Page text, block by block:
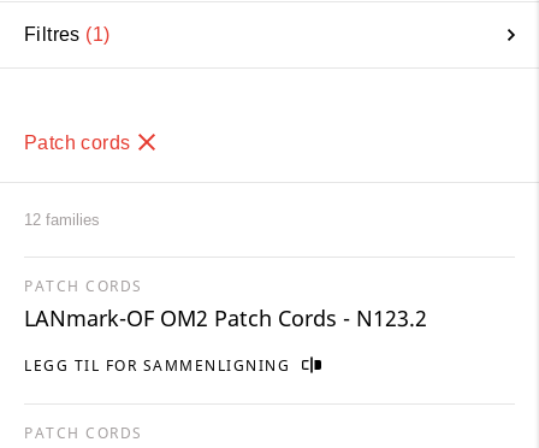
Filtres 1
Patch cords
12 families
LEGG TIL FOR SAMMENLIGNING
PATCH CORDS
LANmark-OF OM2 Patch Cords - N123.2
PATCH CORDS